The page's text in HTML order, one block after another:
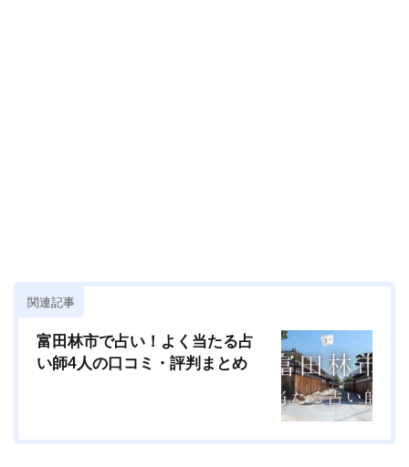
関連記事
富田林市で占い！よく当たる占
い師4人の口コミ・評判まとめ